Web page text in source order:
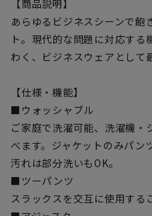
【商品説明】
あらゆるビジネスシーンで飽
ト。現代的な問題に対応す
わく、ビジネスウェアとして
【仕様・機能】
■ウォッシャブル
ご家庭で洗濯可能、洗濯機
べます。ジャケットのみパン
汚れは部分洗いもOK。
■ツーパンツ
スラックスを交互に使用する